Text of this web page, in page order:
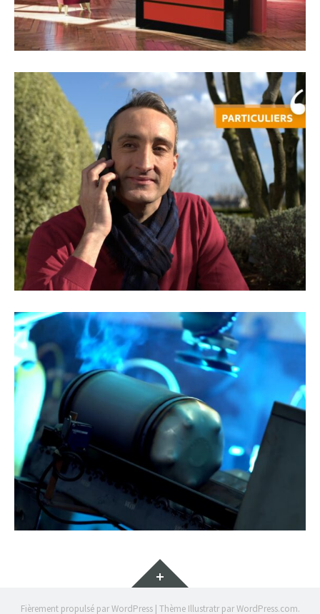
Gadgets
Fièrement propulsé par WordPress | Thème Illustratr parWordPress.com.